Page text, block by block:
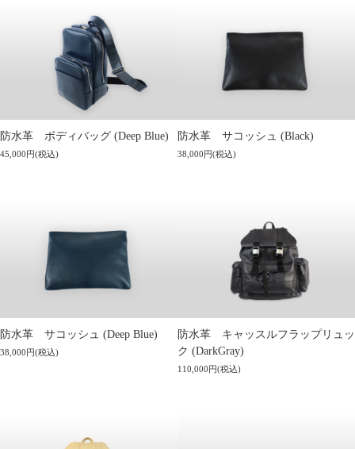
防水革 ボディバッグ (Deep Blue)
45,000円(税込)
防水革 サコッシュ (Black)
38,000円(税込)
防水革 サコッシュ (Deep Blue)
38,000円(税込)
防水革 キャッスルフラップリュッ
ク (DarkGray)
110,000円(税込)